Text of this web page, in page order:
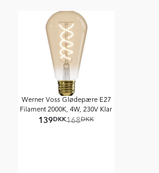
Werner Voss Glødepære E27
Filament 2000K, 4W, 230V Klar
139DKK168DKK